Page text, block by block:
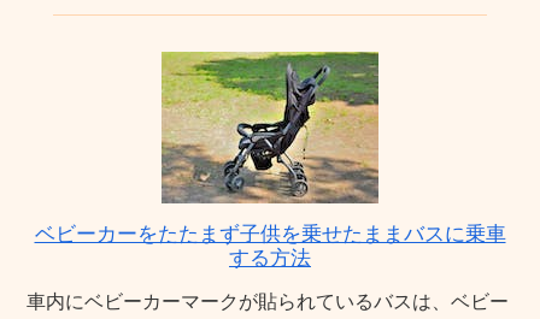
ベビーカーをたたまず子供を乗せたままバスに乗車
する方法
車内にベビーカーマークが貼られているバスは、ベビー